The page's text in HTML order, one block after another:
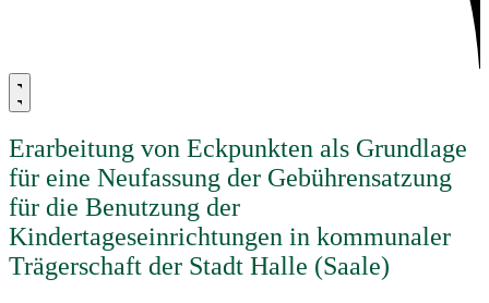
Erarbeitung von Eckpunkten als Grundlage
für eine Neufassung der Gebührensatzung
für die Benutzung der
Kindertageseinrichtungen in kommunaler
Trägerschaft der Stadt Halle (Saale)